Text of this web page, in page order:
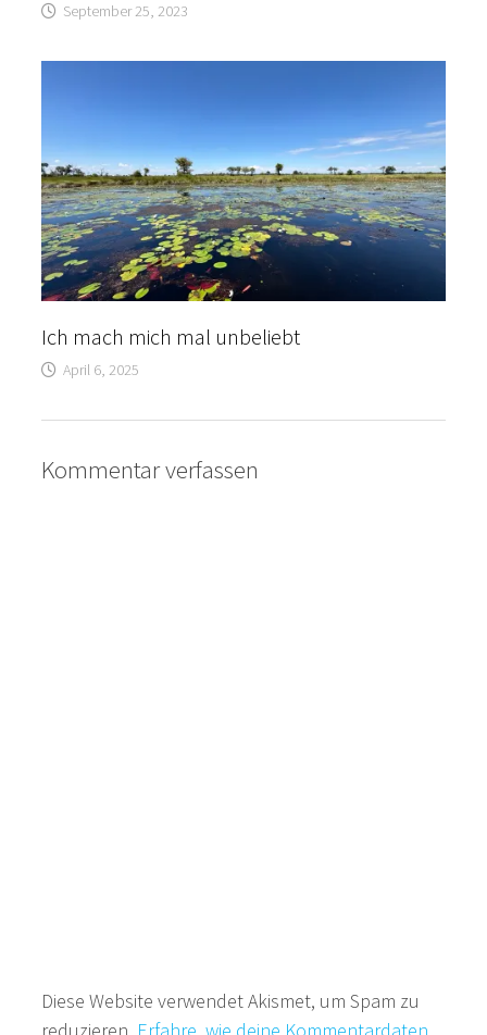
September 25, 2023
Ich mach mich mal unbeliebt
April 6, 2025
Kommentar verfassen
Diese Website verwendet Akismet, um Spam zu